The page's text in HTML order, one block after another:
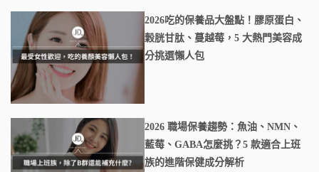
2026吃的保養品大盤點！膠原蛋白、
穀胱甘肽、蔓越莓，5 大熱門美容成
分挑選懶人包
2026 職場保養趨勢：魚油、NMN、
藍莓、GABA怎麼挑？5 款適合上班
族的進階保健成分解析